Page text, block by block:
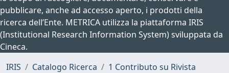
pubblicare, anche ad accesso aperto, i prodotti della
ricerca dell’Ente. METRICA utilizza la piattaforma IRIS
(Institutional Research Information System) sviluppata da
Cineca.
IRIS
Catalogo Ricerca
1 Contributo su Rivista